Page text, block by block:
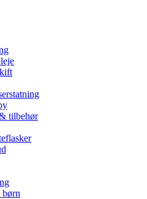
tilbehør